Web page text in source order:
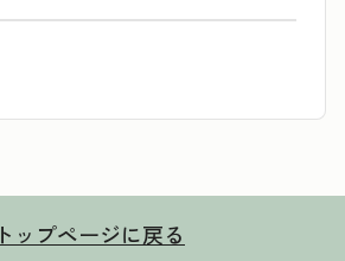
トップページに戻る